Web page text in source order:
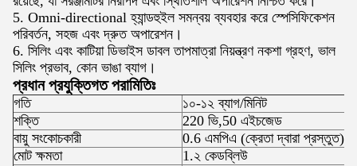
5. Omni-directional হ্যান্ডহুইল সমন্বয় ব্যবহার করে স্পেসিফিকেশন
পরিবর্তন, সহজ এবং দ্রুত অপারেশন।
6. সিলিং এবং কাটিয়া ডিভাইস ডাবল তাপমাত্রা নিয়ন্ত্রণ নকশা গ্রহণ, ভাল
সিলিং প্রভাব, কোন ভাঙা ব্যাগ।
প্রধান প্রযুক্তিগত পরামিতিঃ
গতি
১০-১২ ব্যাগ/মিনিট
শক্তি
220 ভি,50 এইচজেড
বায়ু সংকোচকারী
0.6 এমপিএ (ক্রেতা দ্বারা প্রস্তুত)
মোট ক্ষমতা
1.২ কেডব্লিউ